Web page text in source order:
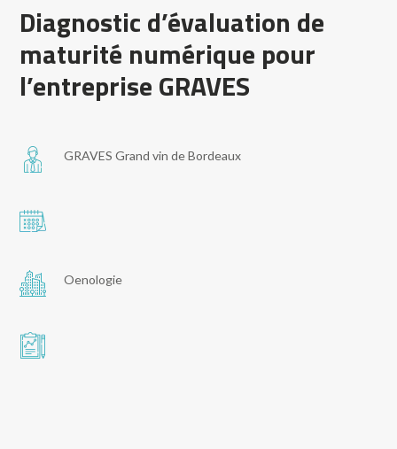
Diagnostic d’évaluation de
maturité numérique pour
l’entreprise GRAVES
GRAVES Grand vin de Bordeaux
Oenologie